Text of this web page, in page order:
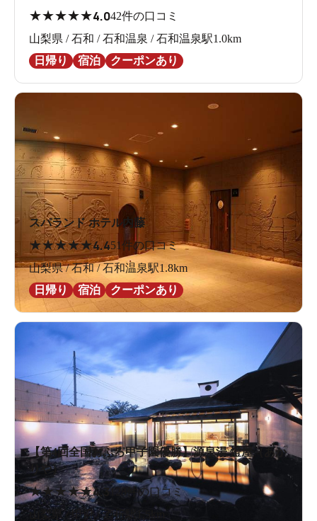
★★★★★4.042件の口コミ
山梨県 / 石和 / 石和温泉 / 石和温泉駅1.0km
日帰り
宿泊 クーポンあり
スパランド ホテル内藤
★★★★★4.451件の口コミ
山梨県 / 石和 / 石和温泉駅1.8km
日帰り
宿泊 クーポンあり
【第4回全国おふろ甲子園優勝】源泉湯 燈屋（あか
りや）
★★★★★4.3128件の口コミ
山梨県 / 甲府 / 酒折駅1.5km